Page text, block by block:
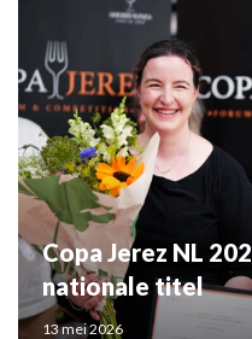
Copa Jerez NL
nationale titel
13 mei 2026